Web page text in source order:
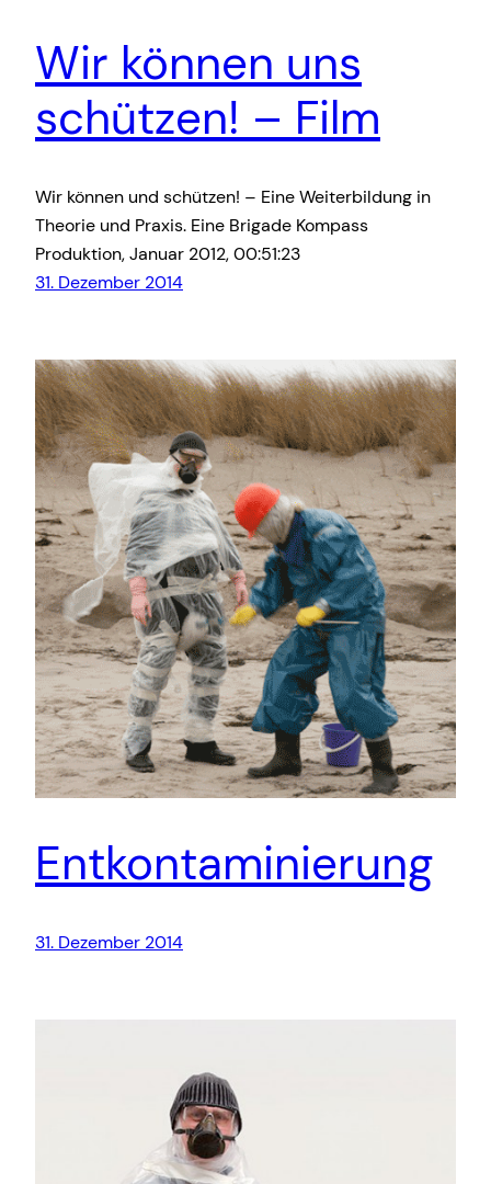
Wir können uns
schützen! – Film
Wir können und schützen! – Eine Weiterbildung in
Theorie und Praxis. Eine Brigade Kompass
Produktion, Januar 2012, 00:51:23
31. Dezember 2014
Entkontaminierung
31. Dezember 2014